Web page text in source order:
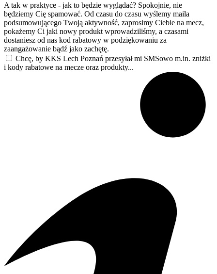
A tak w praktyce - jak to będzie wyglądać? Spokojnie, nie
będziemy Cię spamować. Od czasu do czasu wyślemy maila
podsumowującego Twoją aktywność, zaprosimy Ciebie na mecz,
pokażemy Ci jaki nowy produkt wprowadziliśmy, a czasami
dostaniesz od nas kod rabatowy w podziękowaniu za
zaangażowanie bądź jako zachętę.
Chcę, by KKS Lech Poznań przesyłał mi SMSowo m.in. zniżki
i kody rabatowe na mecze oraz produkty...